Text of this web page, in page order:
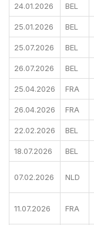
24.01.2026 BEL
25.01.2026 BEL
25.07.2026 BEL
26.07.2026 BEL
25.04.2026 FRA
26.04.2026 FRA
22.02.2026 BEL
18.07.2026 BEL
07.02.2026 NLD
11.07.2026 FRA